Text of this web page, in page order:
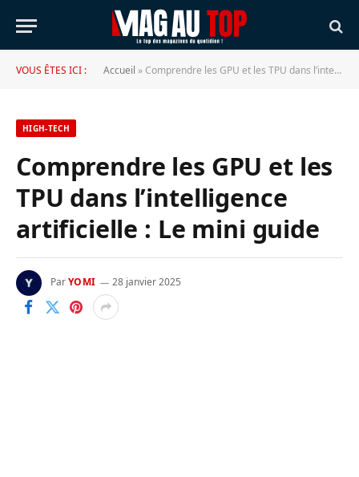
VOUS ÊTES ICI : Accueil » Comprendre les GPU et les TPU dans l’intelligence artificielle : Le mini guide
HIGH-TECH
Comprendre les GPU et les
TPU dans l’intelligence
artificielle : Le mini guide
ParYOMI 28 janvier 2025